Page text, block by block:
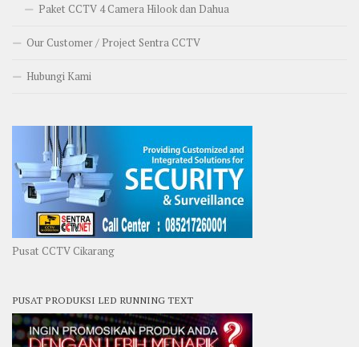
Paket CCTV 4 Camera Hilook dan Dahua
Our Customer / Project Sentra CCTV
Hubungi Kami
Pusat CCTV Cikarang
PUSAT PRODUKSI LED RUNNING TEXT